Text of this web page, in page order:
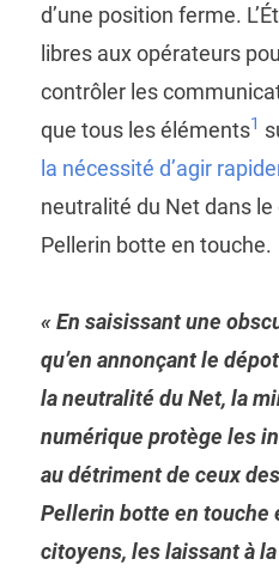
d’une position ferme.
libres aux opérateurs
contrôler les
que tous les éléments1
la nécessité d’agir
neutralité du Net dans
Pellerin botte en touche.
« En saisissant une
qu’en annonçant le
la neutralité du Net, la
numérique protège les
au détriment de ceux
Pellerin botte en touche
citoyens, les laissant à